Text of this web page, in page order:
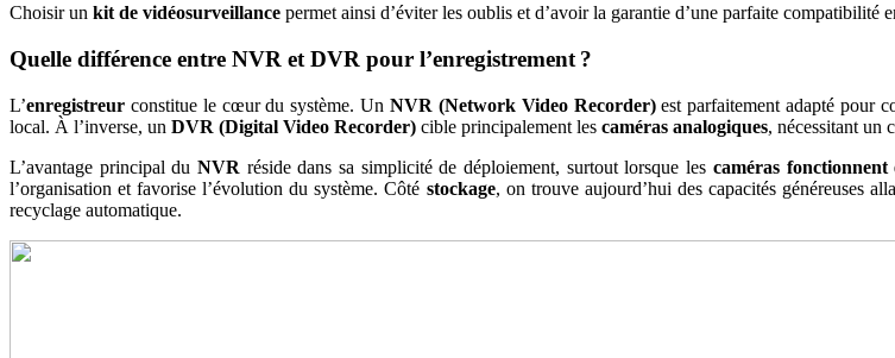
Choisir un kit de vidéosurveillance permet ainsi d’éviter les oublis et d’avoir la garantie d’une parfaite compatibilité
Quelle différence entre NVR et DVR pour l’enregistrement ?
L’enregistreur constitue le cœur du système. Un NVR (Network Video Recorder)est parfaitement adapté pour
local. À l’inverse, un DVR (Digital Video Recorder) cible principalement les caméras analogiques, nécessitant un
L’avantage principal duNVR réside dans sa simplicité de déploiement, surtout lorsque les caméras fonctionnent
l’organisation et favorise l’évolution du système. Côté stockage, on trouve aujourd’hui des capacités généreuses
recyclage automatique.